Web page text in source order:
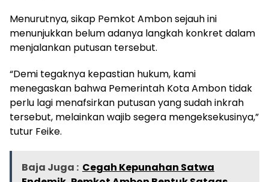
Menurutnya, sikap Pemkot Ambon sejauh ini
menunjukkan belum adanya langkah konkret dalam
menjalankan putusan tersebut.
“Demi tegaknya kepastian hukum, kami
menegaskan bahwa Pemerintah Kota Ambon tidak
perlu lagi menafsirkan putusan yang sudah inkrah
tersebut, melainkan wajib segera mengeksekusinya,”
tutur Feike.
Baja Juga : Cegah Kepunahan Satwa